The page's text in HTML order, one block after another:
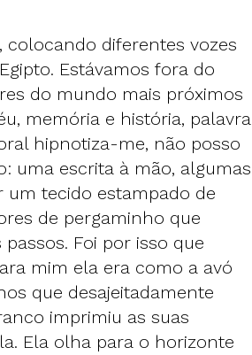
colocando diferentes vozes
Estávamos fora do
do mundo mais próximos
memória e história, palavra
hipnotiza-me, não posso
uma escrita à mão, algumas
um tecido estampado de
de pergaminho que
Foi por isso que
mim ela era como a avó
que desajeitadamente
imprimiu as suas
Ela olha para o horizonte